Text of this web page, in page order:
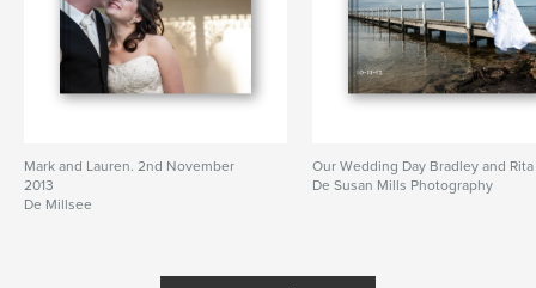
Mark and Lauren. 2nd November
2013
De Millsee
Our Wedding Day Bradley and Rita
De Susan Mills Photography